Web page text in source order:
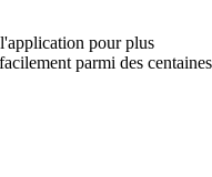
pour plus
parmi des centaines